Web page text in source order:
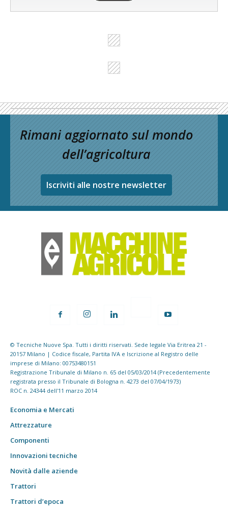
Rimani aggiornato sul mondo
dell’agricoltura
Iscriviti alle nostre newsletter
© Tecniche Nuove Spa. Tutti i diritti riservati. Sede legale Via Eritrea 21 -
20157 Milano | Codice fiscale, Partita IVA e Iscrizione al Registro delle
imprese di Milano: 00753480151
Registrazione Tribunale di Milano n. 65 del 05/03/2014 (Precedentemente
registrata presso il Tribunale di Bologna n. 4273 del 07/04/1973)
ROC n. 24344 dell'11 marzo 2014
Economia e Mercati
Attrezzature
Componenti
Innovazioni tecniche
Novità dalle aziende
Trattori
Trattori d’epoca